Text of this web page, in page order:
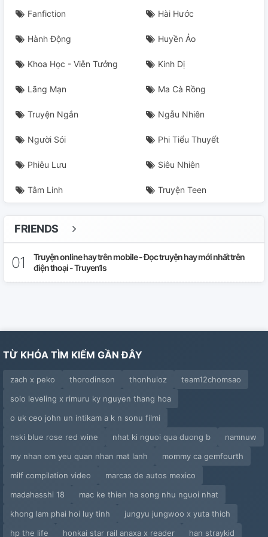
Fanfiction Hài Hước
Hành Động Huyền Ảo
Khoa Học - Viễn Tưởng Kinh Dị
Lãng Mạn Ma Cà Rồng
Truyện Ngắn Ngẫu Nhiên
Người Sói Phi Tiểu Thuyết
Phiêu Lưu Siêu Nhiên
Tâm Linh Truyện Teen
FRIENDS
Truyện online hay trên mobile - Đọc truyện hay mới nhất trên
điện thoại - Truyen1s
TỪ KHÓA TÌM KIẾM GẦN ĐÂY
zach x peko thorodinson thonhuloz
team12chomsao
solo leveling x rimuru ky nguyen thang hoa
o uk ceo john un intikam a k n sonu filmi
nski blue rose red wine
nhat ki nguoi qua duong b
namnuw
my nhan om yeu quan nhan mat lanh
mommy ca gemfourth
milf compilation video
marcas de autos mexico
madahasshi 18
mac ke thien ha song nhu nguoi nhat
khong lam phai hoi luy tinh
jungyu jungwoo x yuta thich
hp the life
honkai star rail anaxa x reader han straykid